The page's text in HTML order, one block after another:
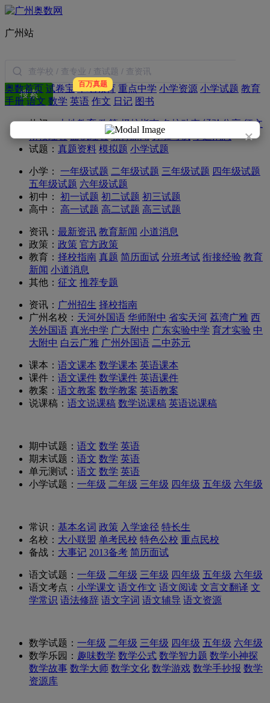
×
广州站
搜索
奥数首页 试卷宝 百万真题
本地教育 重点中学 小学资源 小学试题 教育
手册 语文 数学 英语 作文 日记 图书
热门：本地教育 政策 择校指南 名校动态 经验分享 征文
衔接经验 面试经验 教育新闻 分班考试 小道消息
试题： 真题资料 模拟题 小学试题
小学： 一年级试题 二年级试题 三年级试题 四年级试题
五年级试题 六年级试题
初中：
初一试题 初二试题 初三试题
高中：
高一试题 高二试题 高三试题
资讯： 最新资讯 教育新闻 小道消息
政策： 政策 官方政策
教育： 择校指南 真题 简历面试 分班考试 衔接经验 教育
新闻 小道消息
其他： 征文 推荐专题
资讯： 广州招生 择校指南
广州名校： 天河外国语 华师附中 省实天河 荔湾广雅 西
关外国语 真光中学 广大附中 广东实验中学 育才实验 中
大附中 白云广雅 广州外国语 二中苏元
课本： 语文课本 数学课本 英语课本
课件： 语文课件 数学课件 英语课件
教案： 语文教案 数学教案 英语教案
说课稿： 语文说课稿 数学说课稿 英语说课稿
期中试题： 语文 数学 英语
期末试题： 语文 数学 英语
单元测试： 语文 数学 英语
小学试题： 一年级 二年级 三年级 四年级 五年级 六年级
常识： 基本名词 政策 入学途径 特长生
名校： 大小联盟 单考民校 特色公校 重点民校
备战： 大事记 2013备考 简历面试
语文试题： 一年级 二年级 三年级 四年级 五年级 六年级
语文考点： 小学课文 语文作文 语文阅读 文言文翻译 文
学常识 语法修辞 语文字词 语文辅导 语文资源
数学试题： 一年级 二年级 三年级 四年级 五年级 六年级
数学乐园： 趣味数学 数学公式 数学智力题 数学小神探
数学故事 数学大师 数学文化 数学游戏 数学手抄报 数学
资源库